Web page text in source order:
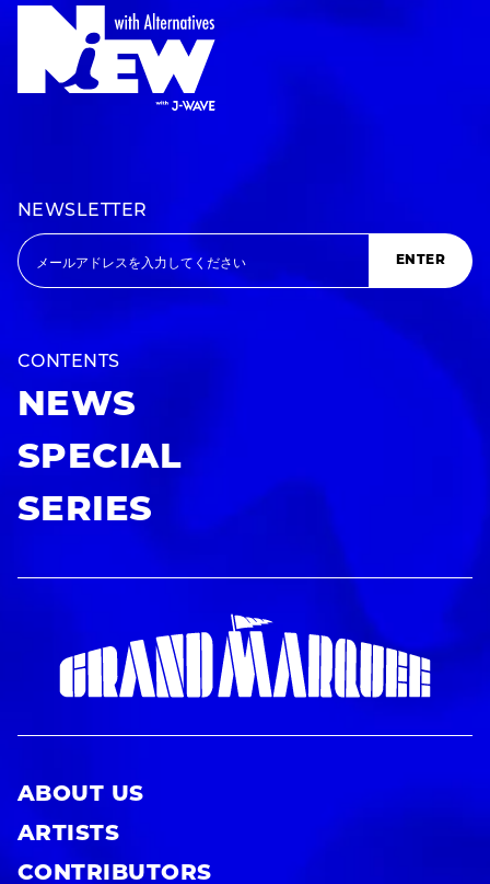
NEWSLETTER
ENTER
CONTENTS
NEWS
SPECIAL
SERIES
ABOUT US
ARTISTS
CONTRIBUTORS